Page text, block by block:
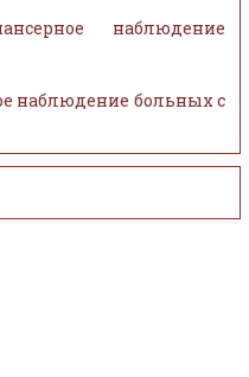
наблюдение
наблюдение больных с